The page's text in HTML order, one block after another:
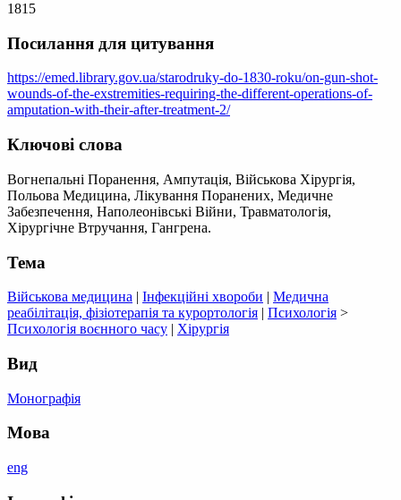
1815
Посилання для цитування
https://emed.library.gov.ua/starodruky-do-1830-roku/on-gun-shot-
wounds-of-the-exstremities-requiring-the-different-operations-of-
amputation-with-their-after-treatment-2/
Ключові слова
Вогнепальні Поранення, Ампутація, Військова Хірургія,
Польова Медицина, Лікування Поранених, Медичне
Забезпечення, Наполеонівські Війни, Травматологія,
Хірургічне Втручання, Гангрена.
Тема
Військова медицина | Інфекційні хвороби | Медична
реабілітація, фізіотерапія та курортологія | Психологія >
Психологія воєнного часу | Хірургія
Вид
Монографія
Мова
eng